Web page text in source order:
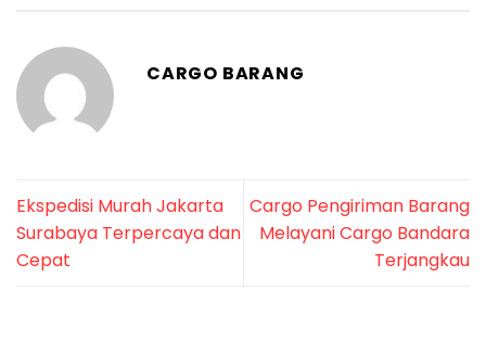
CARGO BARANG
Ekspedisi Murah Jakarta
Surabaya Terpercaya dan
Cepat
Cargo Pengiriman Barang
Melayani Cargo Bandara
Terjangkau